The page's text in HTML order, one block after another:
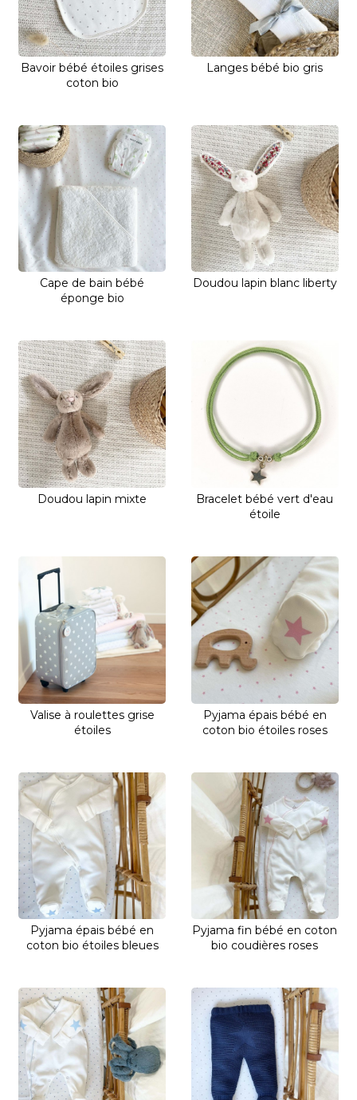
Bavoir bébé étoiles grises
coton bio
Langes bébé bio gris
Cape de bain bébé
éponge bio
Doudou lapin blanc liberty
Doudou lapin mixte
Bracelet bébé vert d'eau
étoile
Valise à roulettes grise
étoiles
Pyjama épais bébé en
coton bio étoiles roses
Pyjama épais bébé en
coton bio étoiles bleues
Pyjama fin bébé en coton
bio coudières roses